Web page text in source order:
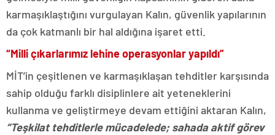
karmaşıklaştığını vurgulayan Kalın, güvenlik yapılarının
da çok katmanlı bir hal aldığına işaret etti.
“Milli çıkarlarımız lehine operasyonlar yapıldı”
MİT’in çeşitlenen ve karmaşıklaşan tehditler karşısında
sahip olduğu farklı disiplinlere ait yeteneklerini
kullanma ve geliştirmeye devam ettiğini aktaran Kalın,
“Teşkilat tehditlerle mücadelede; sahada aktif görev